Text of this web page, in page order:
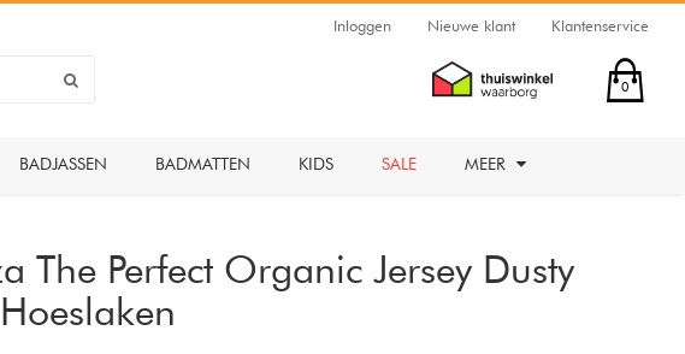
Inloggen Nieuwe klant Klantenservice
0
BADJASSEN BADMATTEN KIDS SALE MEER
The Perfect Organic Jersey Dusty